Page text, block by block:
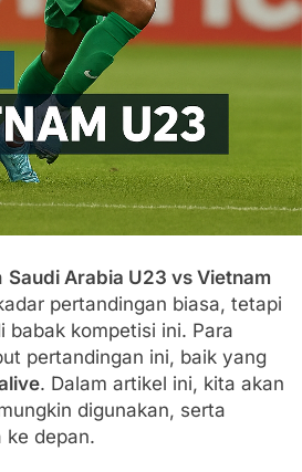
Saudi Arabia U23 vs Vietnam
pertandingan biasa, tetapi
babak kompetisi ini. Para
pertandingan ini, baik yang
. Dalam artikel ini, kita akan
digunakan, serta
ke depan.